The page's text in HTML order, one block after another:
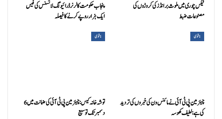
ٹیکس چوری میں ملوث برانڈز کی کروڑوں کی
مصنوعات ضبط
پنجاب حکومت کا لرنر ڈرائیونگ لائسنس کی فیس
ایک ہزار روپے کرنے کا فیصلہ
1 قومی
چیئرمین پی ٹی آئی نے مائنس ون کی خبروں کی تردید
کی ہے: لطیف کھوسہ
1 قومی
توشہ خانہ کیس: چیئرمین پی ٹی آئی کی ضمانت میں 6
دسمبر تک توسیع